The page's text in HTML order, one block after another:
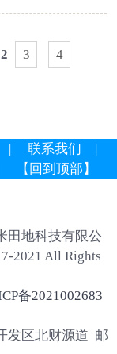
2 3 4
联系我们
【回到顶部】
田地科技有限公
2021 All Rights
备2021002683
发区北财源道 邮